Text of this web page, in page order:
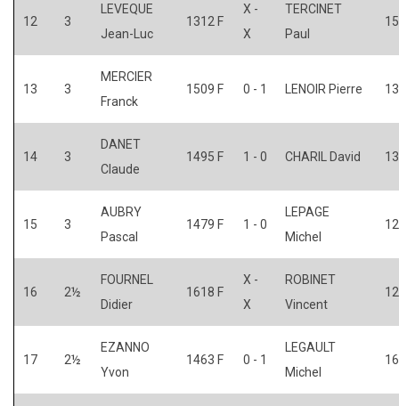
12 3
LEVEQUE
Jean-Luc
1312 F
X -
X
TERCINET
Paul
13 3
MERCIER
Franck
1509 F 0 - 1 LENOIR Pierre
14 3
DANET
Claude
1495 F 1 - 0 CHARIL David
15 3
AUBRY
Pascal
1479 F 1 - 0
LEPAGE
Michel
16 2½
FOURNEL
Didier
1618 F
X -
X
ROBINET
Vincent
17 2½
EZANNO
Yvon
1463 F 0 - 1
LEGAULT
Michel